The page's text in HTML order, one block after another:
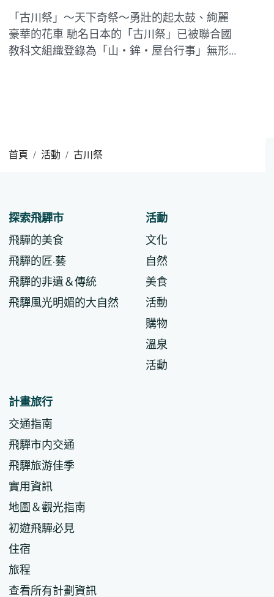
「古川祭」～天下奇祭～勇壯的起太鼓、絢麗
豪華的花車 馳名日本的「古川祭」已被聯合國
教科文組織登錄為「山・鉾・屋台行事」無形
首頁 活動 古川祭
探索飛驒市
飛驒的美食
飛驒的匠·藝
飛驒的非遺＆傳統
飛驒風光明媚的大自然
活動
文化
自然
美食
活動
購物
溫泉
活動
計畫旅行
交通指南
飛驒市内交通
飛驒旅游佳季
實用資訊
地圖＆觀光指南
初遊飛驒必見
住宿
旅程
查看所有計劃資訊